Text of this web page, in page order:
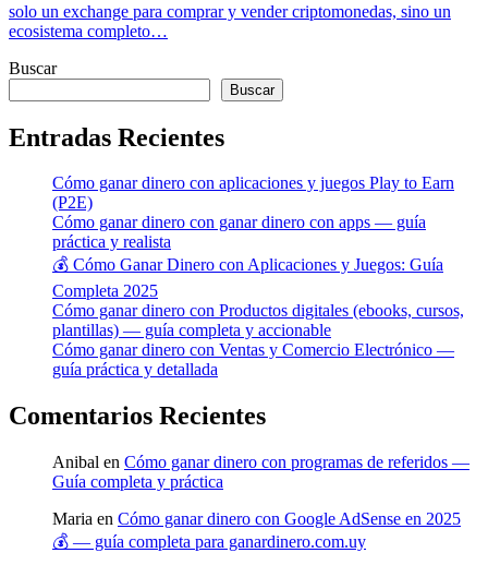
solo un exchange para comprar y vender criptomonedas, sino un
ecosistema completo…
Buscar
Buscar
Entradas Recientes
Cómo ganar dinero con aplicaciones y juegos Play to Earn
(P2E)
Cómo ganar dinero con ganar dinero con apps — guía
práctica y realista
💰 Cómo Ganar Dinero con Aplicaciones y Juegos: Guía
Completa 2025
Cómo ganar dinero con Productos digitales (ebooks, cursos,
plantillas) — guía completa y accionable
Cómo ganar dinero con Ventas y Comercio Electrónico —
guía práctica y detallada
Comentarios Recientes
Anibal en Cómo ganar dinero con programas de referidos —
Guía completa y práctica
Maria en Cómo ganar dinero con Google AdSense en 2025
💰 — guía completa para ganardinero.com.uy